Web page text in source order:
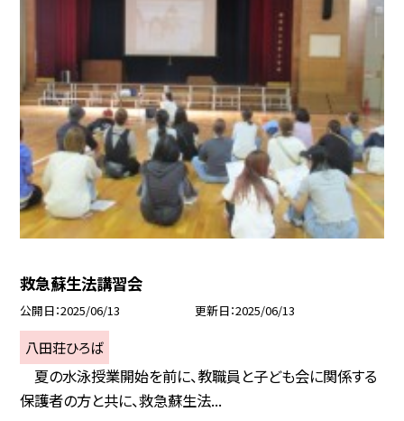
救急蘇生法講習会
公開日 2025/06/13 更新日 2025/06/13
八田荘ひろば
夏の水泳授業開始を前に、教職員と子ども会に関係する
保護者の方と共に、救急蘇生法...